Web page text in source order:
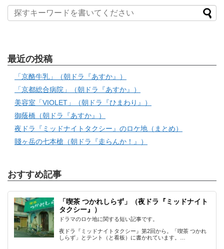
最近の投稿
「京酪牛乳」（朝ドラ『あすか』）
「京都総合病院」（朝ドラ『あすか』）
美容室「VIOLET」（朝ドラ『ひまわり』）
御蔭橋（朝ドラ『あすか』）
夜ドラ『ミッドナイトタクシー』のロケ地（まとめ）
賤ヶ岳の七本槍（朝ドラ『走らんか！』）
おすすめ記事
「喫茶 つかれしらず」（夜ドラ『ミッドナイト
タクシー』）
ドラマのロケ地に関する短い記事です。
夜ドラ『ミッドナイトタクシー』第2回から。「喫茶 つかれ
しらず」とテント（と看板）に書かれています。…